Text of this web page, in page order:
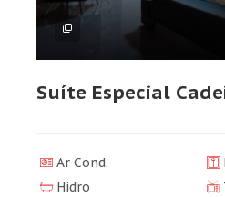
Suíte Especial
Ar Cond.
Hidro